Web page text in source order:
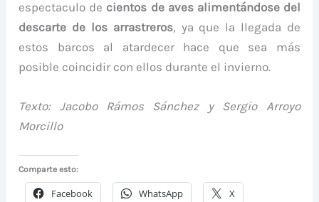
espectaculo de cientos de aves alimentándose del
descarte de los arrastreros, ya que la llegada de
estos barcos al atardecer hace que sea más
posible coincidir con ellos durante el invierno.
Texto: Jacobo Rámos Sánchez y Sergio Arroyo
Morcillo
Comparte esto:
Facebook WhatsApp X